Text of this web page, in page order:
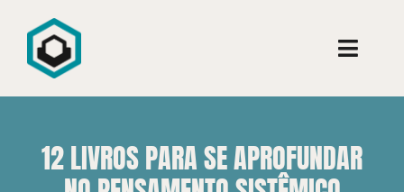
Toggle
Consultoria
12 LIVROS PARA SE APROFUNDAR